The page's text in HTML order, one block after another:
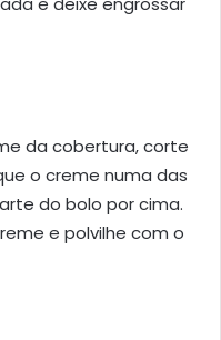
da cobertura, corte
o creme numa das
do bolo por cima.
e polvilhe com o